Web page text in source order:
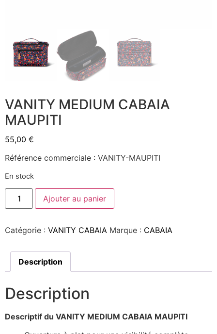
VANITY MEDIUM CABAIA
MAUPITI
55,00 €
Référence commerciale : VANITY-MAUPITI
En stock
Ajouter au panier
Catégorie : VANITY CABAIA Marque : CABAIA
Description
Description
Descriptif du VANITY MEDIUM CABAIA MAUPITI